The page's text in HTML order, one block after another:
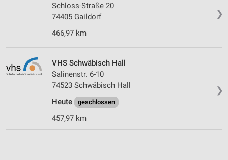
❯
Schloss-Straße 20
74405 Gaildorf
466,97 km
❯
VHS Schwäbisch Hall
Salinenstr. 6-10
74523 Schwäbisch Hall
Heute
geschlossen
457,97 km